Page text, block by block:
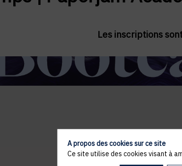
Les inscriptions
A propos des cookies sur ce site
Ce site utilise des cookies visant à